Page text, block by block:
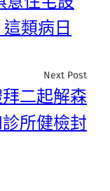
類病日
Next Post
二起解森
所健檢封